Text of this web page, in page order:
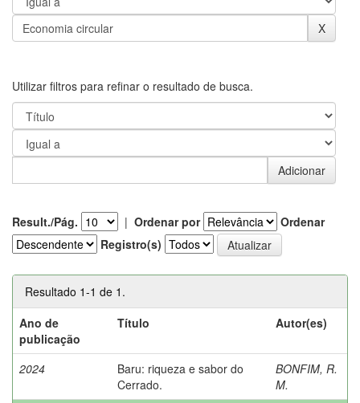
Utilizar filtros para refinar o resultado de busca.
Result./Pág. | Ordenar por
Ordenar
Registro(s)
Resultado 1-1 de 1.
Ano de
publicação
Título Autor(es)
2024
Baru: riqueza e sabor do
Cerrado.
BONFIM, R.
M.